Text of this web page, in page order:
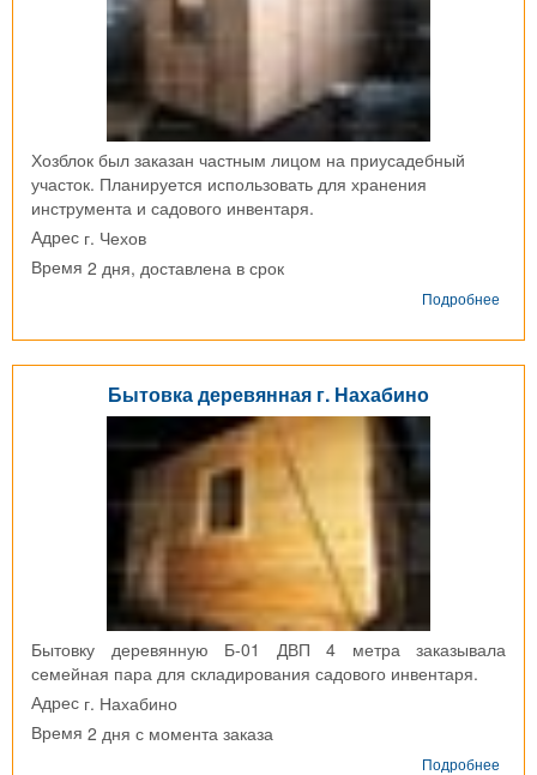
Хозблок был заказан частным лицом на приусадебный
участок. Планируется использовать для хранения
инструмента и садового инвентаря.
Адрес г. Чехов
Время 2 дня, доставлена в срок
Подробнее
Бытовка деревянная г. Нахабино
Бытовку деревянную Б-01 ДВП 4 метра заказывала
семейная пара для складирования садового инвентаря.
Адрес г. Нахабино
Время 2 дня с момента заказа
Подробнее